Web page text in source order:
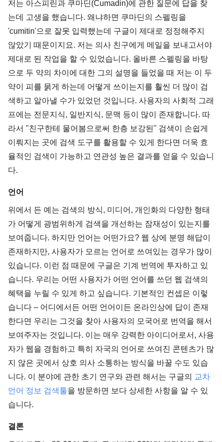
저는 아스피린과 쿠마딘(Cumadin)에 관한 질문에 답을 찾
는데 고생을 했습니다. 왜냐하면 쿠마딘의 스펠링을
'cumitin'으로 잘못 입력했는데 구글이 제대로 정정해주지
않았기 때문이지요. 저는 의사 친구에게 메일을 보내고서야
제대로 된 작업을 할 수 있었습니다. 올바른 스펠링을 바탕
으로 두 약의 차이에 대한 그의 설명을 들었을 때 저는 이 두
약이 피를 묽게 하는데 어떻게 쓰이는지를 훨씬 더 많이 검
색하고 알아낼 수가 있었던 것입니다. 사용자의 사회적 그래
프에는 전문지식, 일반지식, 문맥 등이 많이 존재합니다. 따
라서 "친구한테 물어봄으로써 한층 보강된" 검색이 손쉽게
이뤄지는 곳에 검색 도구를 활용할 수 있게 한다면 더욱 효
율적인 검색이 가능하고 연관성 높은 결과를 얻을 수 있습니
다.
언어
위에서 든 예는 검색의 방식, 미디어, 개인화의 다양한 형태
가 어떻게 광범위하게 검색을 개선하는 잠재성이 있는지를
보여줍니다. 하지만 언어는 어떤가요? 웹 상에 분명 해답이
존재하지만, 사용자가 모르는 언어로 쓰여있는 경우가 많이
있습니다. 이런 점 때문에 구글은 기계 번역에 투자하고 있
습니다. 우리는 어떤 사용자가 어떤 언어를 쓰던 웹 검색의
혜택을 누릴 수 있게 하고 싶습니다. 기본적인 컨셉은 이렇
습니다 – 어디에서든 어떤 언어이든 온라인상에 답이 존재
한다면 우리는 그것을 찾아 사용자의 모국어로 번역을 해서
보여주자는 것입니다. 이는 매우 강력한 아이디어로서, 사용
자가 웹을 경험하고 특히 자국의 언어로 쓰여진 콘텐츠가 많
지 않은 곳에서 상호 의사 소통하는 방식을 바꿀 수도 있습
니다. 이 분야에 관한 초기 연구와 관련 해서는 구글의 교차
언어 정보 검색툴을 방문하면 보다 상세한 사항을 알 수 있
습니다.
결론